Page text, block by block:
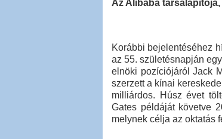
Az Alibaba
Korábbi bejelentéséhez
az 55. születésnapján
elnöki pozíciójáról Jack
szerzett a kínai
milliárdos. Húsz évet
Gates példáját követve
melynek célja az oktatás